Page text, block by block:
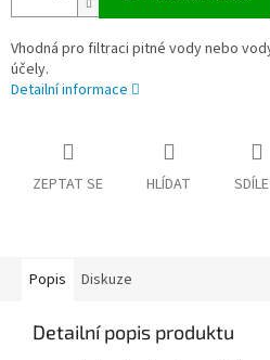
Vhodná pro filtraci pitné vody nebo
účely.
Detailní informace
ZEPTAT SE HLÍDAT
Popis Diskuze
Detailní popis produktu